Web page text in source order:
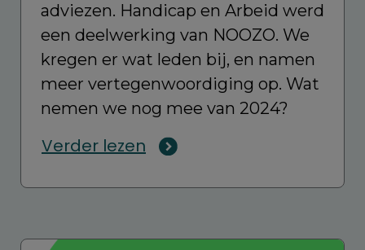
adviezen. Handicap en Arbeid werd
een deelwerking van NOOZO. We
kregen er wat leden bij, en namen
meer vertegenwoordiging op. Wat
nemen we nog mee van 2024?
Verder lezen